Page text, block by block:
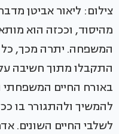
צילום: ליאור אביטן
מהיסוד, וככזה הוא
המשפחה. יתרה מכך,
התקבלו מתוך חשיבה על
באורח החיים המשפחתי
להמשיך ולהתגורר בו
לשלבי החיים השונים.